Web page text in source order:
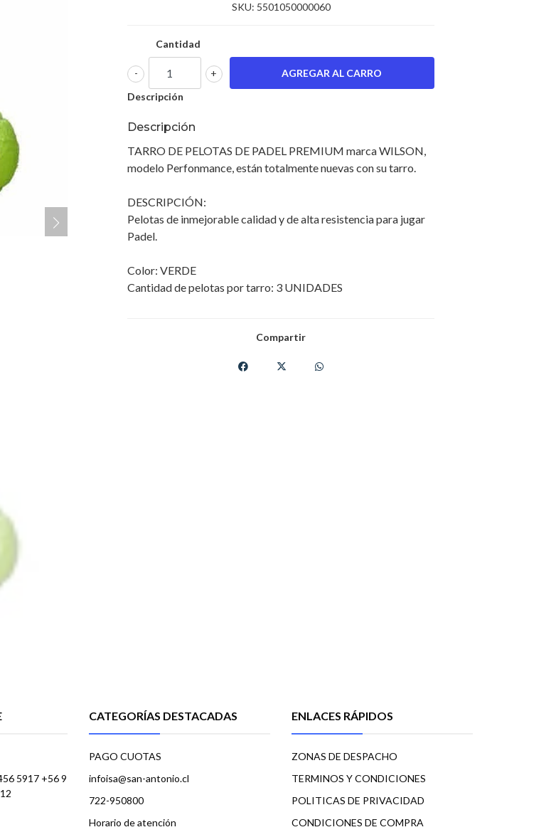
SKU: 5501050000060
Cantidad
+
-
Descripción
Descripción
TARRO DE PELOTAS DE PADEL PREMIUM marca WILSON,
modelo Perfonmance, están totalmente nuevas con su tarro.
DESCRIPCIÓN:
Pelotas de inmejorable calidad y de alta resistencia para jugar
Padel.
Color: VERDE
Cantidad de pelotas por tarro: 3 UNIDADES
Compartir
5917 +56 9
CATEGORÍAS DESTACADAS
PAGO CUOTAS
infoisa@san-antonio.cl
722-950800
Horario de atención
ENLACES RÁPIDOS
ZONAS DE DESPACHO
TERMINOS Y CONDICIONES
POLITICAS DE PRIVACIDAD
CONDICIONES DE COMPRA